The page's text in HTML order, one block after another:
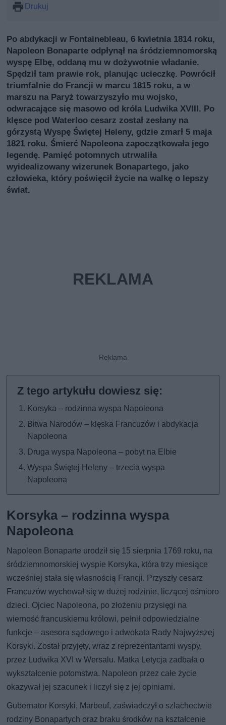
Drukuj
Po abdykacji w Fontainebleau, 6 kwietnia 1814 roku,
Napoleon Bonaparte odpłynął na śródziemnomorską
wyspę Elbę, oddaną mu w dożywotnie władanie.
Spędził tam prawie rok, planując ucieczkę. Powrócił
triumfalnie do Francji w marcu 1815 roku, a w
marszu na Paryż towarzyszyło mu wojsko,
odwracające się masowo od króla Ludwika XVIII. Po
klęsce pod Waterloo cesarz został zesłany na
górzystą Wyspę Świętej Heleny, gdzie zmarł 5 maja
1821 roku. Śmierć Napoleona zapoczątkowała jego
legendę. Pamięć potomnych utrwaliła
wyidealizowany wizerunek Bonapartego, jako
człowieka, który poświęcił życie na walkę o lepszy
świat.
Korsyka – rodzinna wyspa Napoleona
Bitwa Narodów – klęska Francuzów i abdykacja
Napoleona
Druga wyspa Napoleona – pobyt na Elbie
Wyspa Świętej Heleny – trzecia wyspa
Napoleona
Korsyka – rodzinna wyspa
Napoleona
Napoleon Bonaparte urodził się 15 sierpnia 1769 roku, na
śródziemnomorskiej wyspie Korsyka, która trzy miesiące
wcześniej stała się własnością Francji. Przyszły cesarz
Francuzów wychował się w dużej rodzinie, liczącej ośmioro
dzieci. Ojciec Napoleona, po złożeniu przysięgi na
wierność francuskiemu królowi, pełnił odpowiedzialne
funkcje – asesora sądowego i adwokata Rady Najwyższej
Korsyki. Został przyjęty, wraz z reprezentantami wyspy,
przez Ludwika XVI w Wersalu. Matka Letycja zadbała o
wykształcenie potomstwa. Napoleon przez całe życie
okazywał jej szacunek i liczył się z jej opiniami.
Gubernator Korsyki, Marbeuf, zaświadczył o szlachectwie
rodziny Bonapartych oraz braku środków na kształcenie